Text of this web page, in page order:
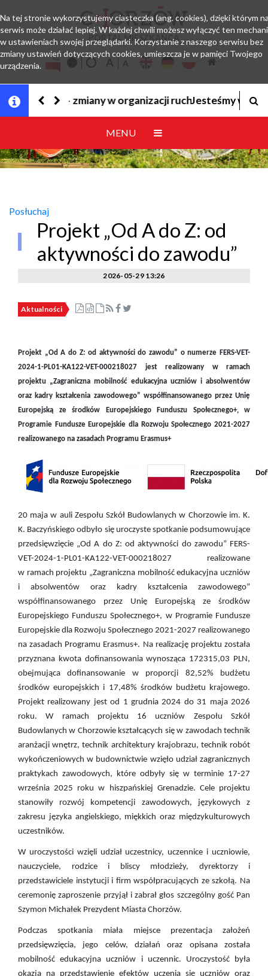
PORTAL MIESZKAŃCA
Jesteśmy w EZD
MENU
Posłuchaj
Projekt „Od A do Z: od
aktywności do zawodu”
2026-05-29 13:26
Aktualności
Projekt „Od A do Z: od aktywności do zawodu” o numerze FERS-VET-
2024-1-PL01-KA122-VET-000218027 jest realizowany w ramach
projektu „Zagraniczna mobilność edukacyjna uczniów i absolwentów
oraz kadry kształcenia zawodowego” współfinansowanego przez Unię
Europejską ze środków Europejskiego Funduszu Społecznego+, w
Programie Fundusze Europejskie dla Rozwoju Społecznego 2021-2027
realizowanego na zasadach Programu Erasmus+
20 maja w auli Zespołu Szkół Budowlanych w Chorzowie im. K.
K. Baczyńskiego odbyło się uroczyste spotkanie podsumowujące
przedsięwzięcie „Od A do Z: od aktywności do zawodu” FERS-
VET-2024-1-PL01-KA122-VET-000218027
realizowane
w ramach projektu „Zagraniczna mobilność edukacyjna uczniów
i absolwentów oraz kadry kształcenia zawodowego”
współfinansowanego przez Unię Europejską ze środków
Europejskiego Funduszu Społecznego+, w Programie Fundusze
Europejskie dla Rozwoju Społecznego 2021-2027 realizowanego
na zasadach Programu Erasmus+. Na realizację projektu została
przyznana kwota dofinansowania wynosząca 172315,03 PLN,
obejmująca dofinansowanie w proporcji 82,52% budżetu
środków europejskich i 17,48% środków budżetu krajowego.
Projekt realizowany jest od 1 grudnia 2024 do 31 maja 2026
roku. W ramach projektu 16 uczniów Zespołu Szkół
Budowlanych w Chorzowie kształcących się w zawodach technik
aranżacji wnętrz, technik architektury krajobrazu, technik robót
wykończeniowych w budownictwie wzięło udział zagranicznych
praktykach zawodowych, które odbyły się w terminie 17-27
września 2025 roku w hiszpańskiej Grenadzie. Cele projektu
stanowiły rozwój kompetencji zawodowych, językowych z
zakresu języka angielskiego, miękkich oraz międzykulturowych
uczestników.
W uroczystości wzięli udział uczestnicy, uczennice i uczniowie,
nauczyciele, rodzice i bliscy młodzieży, dyrektorzy i
przedstawiciele instytucji i firm współpracujących ze szkołą. Na
ceremonię zaproszenie przyjął i zabrał głos szczególny gość Pan
Szymon Michałek Prezydent Miasta Chorzów.
Podczas spotkania miała miejsce prezentacja założeń
przedsięwzięcia, jego celów, działań oraz opisana została
mobilność edukacyjna uczniów i uczennic. Uroczystość była
okazją na przedstawienie efektów uczenia się uczniów oraz
Na tej stronie wykorzystujemy ciasteczka (ang. cookies), dzięki którym
serwis może działać lepiej. W każdej chwili możesz wyłączyć ten
w ustawieniach swojej przeglądarki. Korzystanie z naszego serwisu bez
zmiany ustawień dotyczących cookies, umieszcza je w pamięci Twojego
urządzenia.